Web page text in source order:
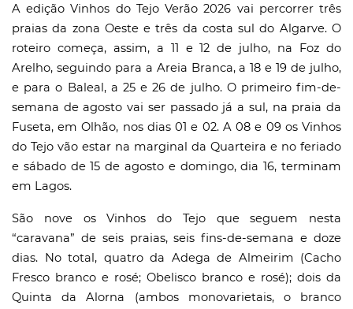
A edição Vinhos do Tejo Verão 2026 vai percorrer três
praias da zona Oeste e três da costa sul do Algarve. O
roteiro começa, assim, a 11 e 12 de julho, na Foz do
Arelho, seguindo para a Areia Branca, a 18 e 19 de julho,
e para o Baleal, a 25 e 26 de julho. O primeiro fim-de-
semana de agosto vai ser passado já a sul, na praia da
Fuseta, em Olhão, nos dias 01 e 02. A 08 e 09 os Vinhos
do Tejo vão estar na marginal da Quarteira e no feriado
e sábado de 15 de agosto e domingo, dia 16, terminam
em Lagos.
São nove os Vinhos do Tejo que seguem nesta
“caravana” de seis praias, seis fins-de-semana e doze
dias. No total, quatro da Adega de Almeirim (Cacho
Fresco branco e rosé; Obelisco branco e rosé); dois da
Quinta da Alorna (ambos monovarietais, o branco